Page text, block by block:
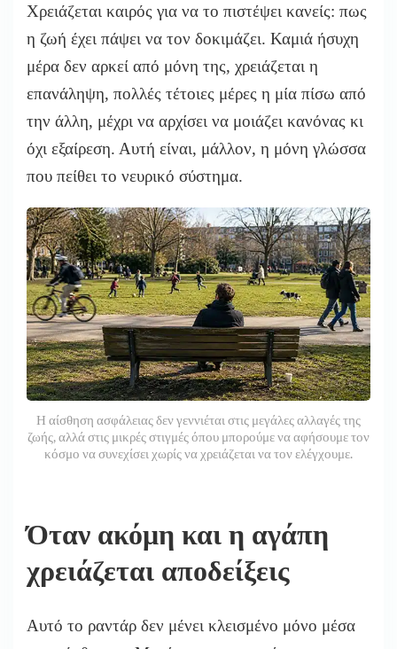
Χρειάζεται καιρός για να το πιστέψει κανείς: πως
η ζωή έχει πάψει να τον δοκιμάζει. Καμιά ήσυχη
μέρα δεν αρκεί από μόνη της, χρειάζεται η
επανάληψη, πολλές τέτοιες μέρες η μία πίσω από
την άλλη, μέχρι να αρχίσει να μοιάζει κανόνας κι
όχι εξαίρεση. Αυτή είναι, μάλλον, η μόνη γλώσσα
που πείθει το νευρικό σύστημα.
Η αίσθηση ασφάλειας δεν γεννιέται στις μεγάλες αλλαγές της
ζωής, αλλά στις μικρές στιγμές όπου μπορούμε να αφήσουμε τον
κόσμο να συνεχίσει χωρίς να χρειάζεται να τον ελέγχουμε.
Όταν ακόμη και η αγάπη
χρειάζεται αποδείξεις
Αυτό το ραντάρ δεν μένει κλεισμένο μόνο μέσα